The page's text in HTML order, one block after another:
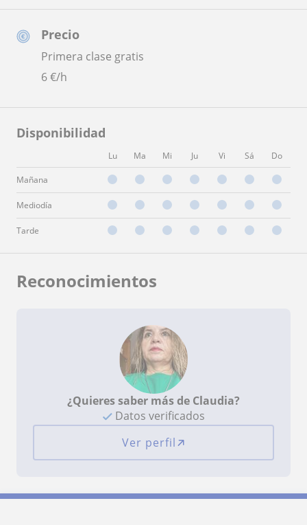
Precio
Primera clase gratis
6€/h
Disponibilidad
Lu Ma Mi Ju Vi Sá Do
Mañana
Mediodía
Tarde
Reconocimientos
¿Quieres saber más de Claudia?
Datos verificados
Ver perfil